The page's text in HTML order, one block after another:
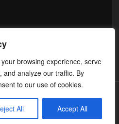
browsing experience, serve
and analyze our traffic. By
to our use of cookies.
All Accept All
. Todos los Derechos Reservados.